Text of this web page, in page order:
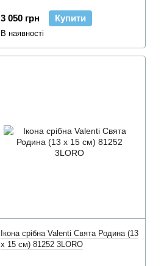
3 050 грн Купити
В наявності
Ікона срібна Valenti Свята Родина (13
x 15 см) 81252 3LORO